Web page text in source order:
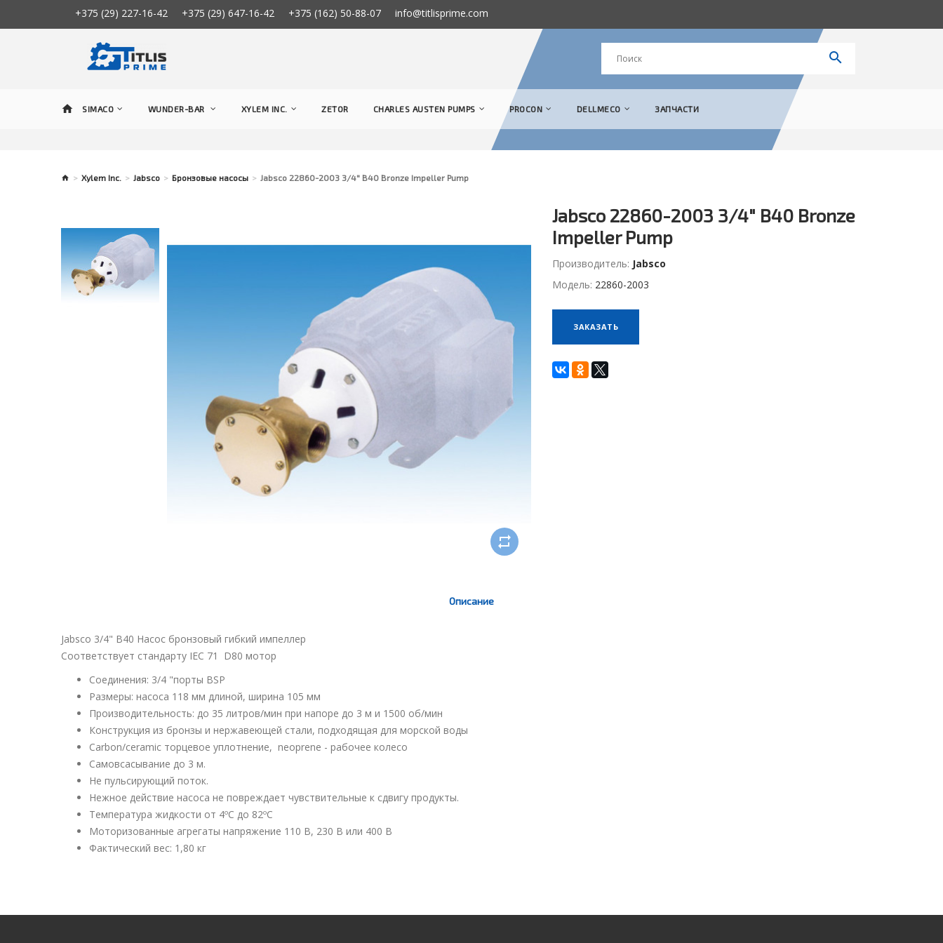
+375 (29) 227-16-42 +375 (29) 647-16-42 +375 (162) 50-88-07 info@titlisprime.com
SIMACO WUNDER-BAR XYLEM INC. ZETOR CHARLES AUSTEN PUMPS PROCON DELLMECO ЗАПЧАСТИ
Xylem Inc. Jabsco Бронзовые насосы Jabsco 22860-2003 3/4" B40 Bronze Impeller Pump
Jabsco 22860-2003 3/4" B40 Bronze
Impeller Pump
Производитель: Jabsco
Модель: 22860-2003
ЗАКАЗАТЬ
Описание
Jabsco 3/4" B40 Насос бронзовый гибкий импеллер
Соответствует стандарту IEC 71 D80 мотор
Соединения: 3/4 "порты BSP
Размеры: насоса 118 мм длиной, ширина 105 мм
Производительность: до 35 литров/мин при напоре до 3 м и 1500 об/мин
Конструкция из бронзы и нержавеющей стали, подходящая для морской воды
Carbon/ceramic торцевое уплотнение, neoprene - рабочее колесо
Самовсасывание до 3 м.
Не пульсирующий поток.
Нежное действие насоса не повреждает чувствительные к сдвигу продукты.
Температура жидкости от 4ºC до 82ºC
Моторизованные агрегаты напряжение 110 В, 230 В или 400 В
Фактический вес: 1,80 кг